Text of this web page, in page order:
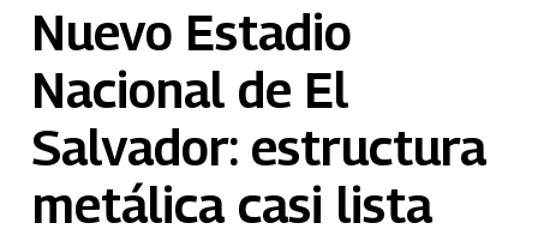
Nuevo Estadio
Nacional de El
Salvador: estructura
metálica casi lista